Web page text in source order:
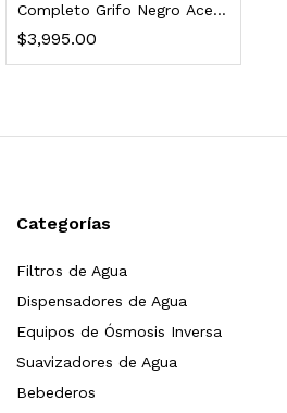
Completo Grifo Negro Acero
Inoxidable
$3,995.00
Categorías
Filtros de Agua
Dispensadores de Agua
Equipos de Ósmosis Inversa
Suavizadores de Agua
Bebederos
al carrito
al carrito
SS304 Natural Cepillado |
699.00